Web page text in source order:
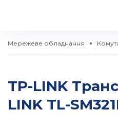
Мережеве обладнання
TP-LINK
LINK TL-